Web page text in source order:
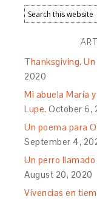
Thanksgiving.
2020
Mi abuela María
Lupe. October 6,
Un poema para
September 4,
Un perro
August 20, 2020
Vivencias en